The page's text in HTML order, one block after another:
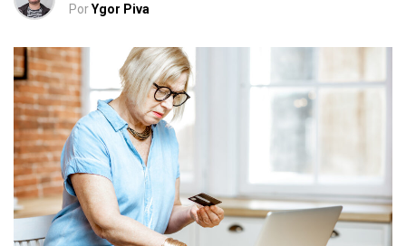
PorYgor Piva